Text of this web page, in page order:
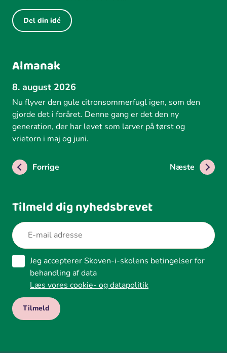
Del din idé
Almanak
8. august 2026
Nu flyver den gule citronsommerfugl igen, som den
gjorde det i foråret. Denne gang er det den ny
generation, der har levet som larver på tørst og
vrietorn i maj og juni.
Forrige Næste
Tilmeld dig nyhedsbrevet
Jeg accepterer Skoven-i-skolens betingelser for
behandling af data
Læs vores cookie- og datapolitik